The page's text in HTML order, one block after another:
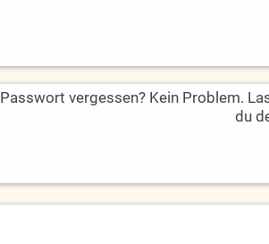
Passwort vergessen? Kein Problem.
du